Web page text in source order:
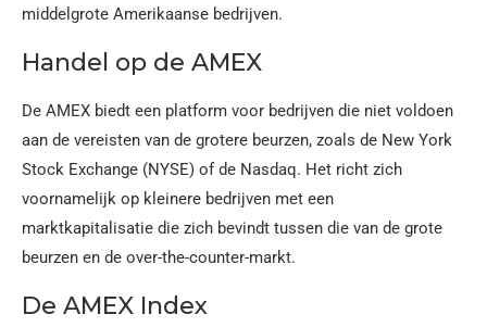
middelgrote Amerikaanse bedrijven.
Handel op de AMEX
De AMEX biedt een platform voor bedrijven die niet voldoen
aan de vereisten van de grotere beurzen, zoals de New York
Stock Exchange (NYSE) of de Nasdaq. Het richt zich
voornamelijk op kleinere bedrijven met een
marktkapitalisatie die zich bevindt tussen die van de grote
beurzen en de over-the-counter-markt.
De AMEX Index